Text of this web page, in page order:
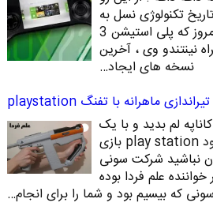
تکنولوژی نسل به
نسل ارتقا داده شدند تا امروز که پلی استیشن 3
به همراه نینتندو وی ، آخرین
نسخه های ایجاد…
تیراندازی ماهرانه با تفنگ playstation
لم بدید و با یک
دسته با طول سیم محدود play station بازی
نباشید شرکت سونی
علم فردا بوده
که بیسیم بود و شما را برای انجام…